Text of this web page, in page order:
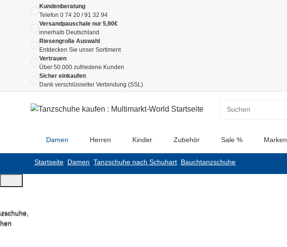
Kundenberatung
Telefon 0 74 20 / 91 32 94
Versandpauschale nur 5,90€
innerhalb Deutschland
Riesengroße Auswahl
Entdecken Sie unser Sortiment
Vertrauen
Über 50.000 zufriedene Kunden
Sicher einkaufen
Dank verschlüsselter Verbindung (SSL)
Damen Herren Kinder Zubehör Sale % Marken
Startseite Damen Tanzschuhe nach Schuhart Bauchtanzschuhe